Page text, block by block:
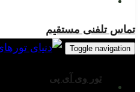
تماس تلفنی مستقیم
Toggle navigation
تور وی آی پی